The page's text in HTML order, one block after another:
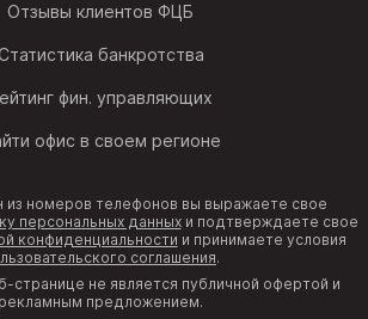
Отзывы клиентов ФЦБ
банкротства
фин. управляющих
офис в своем регионе
из номеров телефонов вы выражаете свое
персональных данныхи подтверждаете свое
конфиденциальности и принимаете условия
соглашения.
странице не является публичной офертой и
рекламным предложением.